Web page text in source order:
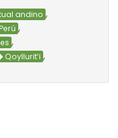
andino ,
,
,
Qoyllurit’i ,